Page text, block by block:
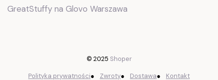
GreatStuffy na Glovo Warszawa
© 2025 Shoper
Polityka prywatności● Zwroty● Dostawa● Kontakt